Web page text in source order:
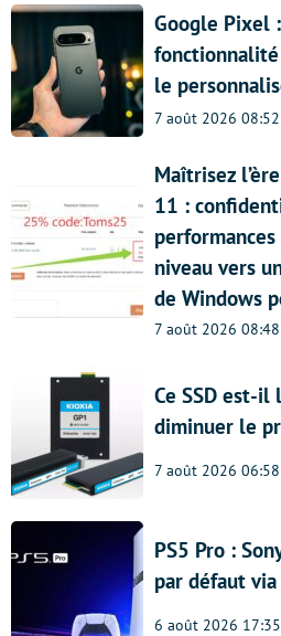
Google Pixel
le
7 août 2026 08:52
Maîtrisez
11 :
niveau vers
de Windows
7 août 2026 08:48
Ce SSD est-il
diminuer le
7 août 2026 06:58
PS5 Pro :
par défaut
6 août 2026 17:35